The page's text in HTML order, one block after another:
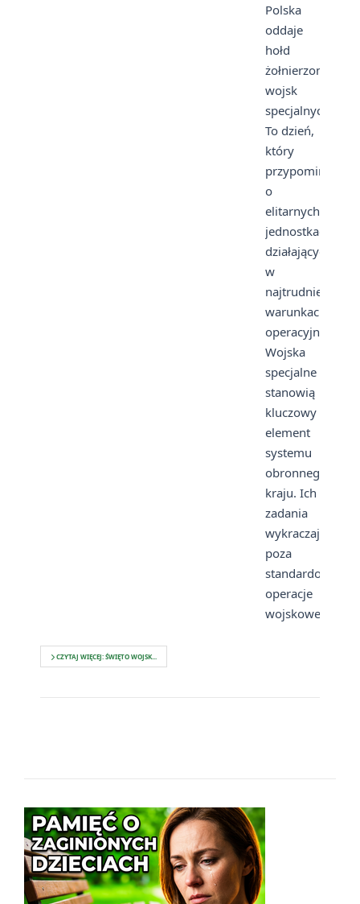
Polska
oddaje
hołd
żołnierzom
wojsk
specjalnych.
To dzień,
który
przypomina
o
elitarnych
jednostkach
działających
w
najtrudniejszych
warunkach
operacyjnych.
Wojska
specjalne
stanowią
kluczowy
element
systemu
obronnego
kraju. Ich
zadania
wykraczają
poza
standardowe
operacje
wojskowe.
CZYTAJ WIĘCEJ: ŚWIĘTO WOJSK...